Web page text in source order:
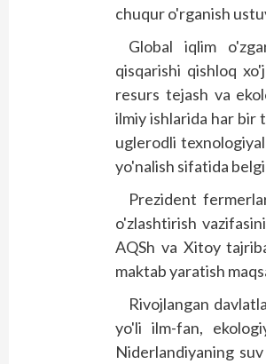
chuqur o'rganish
Global iqlim
qisqarishi qishloq
resurs tejash va
ilmiy ishlarida har bir
uglerodli
yo'nalish sifatida
Prezident
o'zlashtirish
AQSh va Xitoy
maktab yaratish
Rivojlangan
yo'li ilm-fan,
Niderlandiyaning